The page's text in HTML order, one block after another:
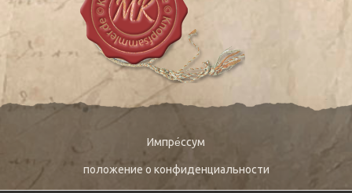
Импре́ссум
положение о конфиденциальности